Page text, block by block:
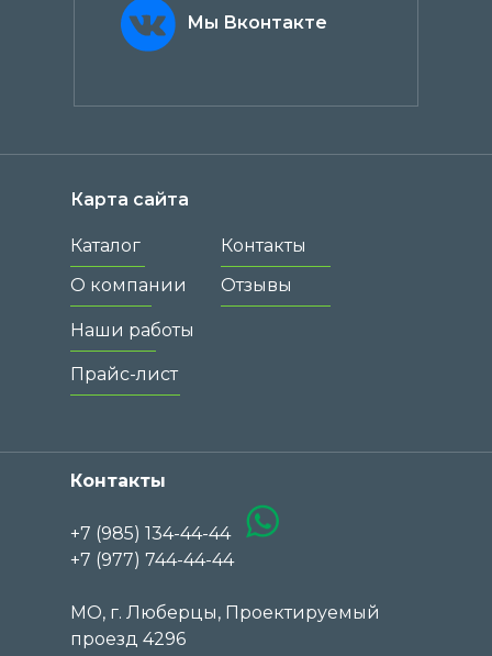
Мы Вконтакте
Контакты
+7 (985) 134-44-44
+7 (977) 744-44-44
МО, г. Люберцы, Проектируемый
проезд 4296
Карта сайта
Каталог
О компании
Контакты
Наши работы
Прайс-лист
Отзывы